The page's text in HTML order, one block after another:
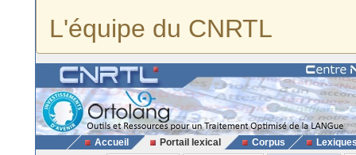
L'équipe du CNRTL
Accueil Portail lexical Corpus